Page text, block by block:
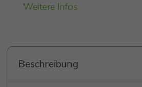
Weitere Infos
Beschreibung